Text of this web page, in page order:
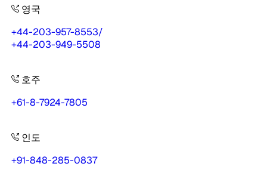
영국
+44-203-957-8553/
+44-203-949-5508
호주
+61-8-7924-7805
인도
+91-848-285-0837